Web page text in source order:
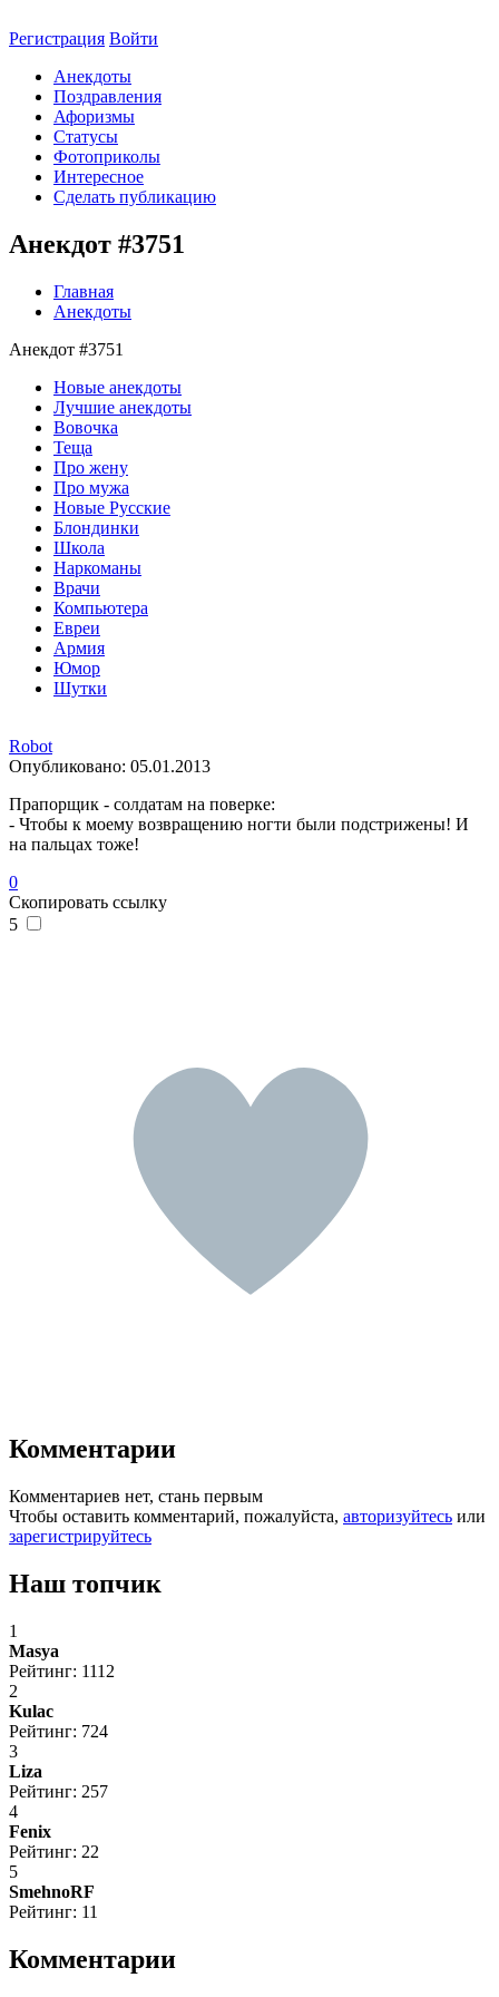
Регистрация Войти
Анекдоты
Поздравления
Афоризмы
Статусы
Фотоприколы
Интересное
Сделать публикацию
Анекдот #3751
Главная
Анекдоты
Анекдот #3751
Новые анекдоты
Лучшие анекдоты
Вовочка
Теща
Про жену
Про мужа
Новые Русские
Блондинки
Школа
Наркоманы
Врачи
Компьютера
Евреи
Армия
Юмор
Шутки
Robot
Опубликовано: 05.01.2013
Прапорщик - солдатам на поверке:
- Чтобы к моему возвращению ногти были подстрижены! И
на пальцах тоже!
0
Скопировать ссылку
5
Комментарии
Комментариев нет, стань первым
Чтобы оставить комментарий, пожалуйста, авторизуйтесь или
зарегистрируйтесь
Наш топчик
1
Masya
Рейтинг: 1112
2
Kulac
Рейтинг: 724
3
Liza
Рейтинг: 257
4
Fenix
Рейтинг: 22
5
SmehnoRF
Рейтинг: 11
Комментарии